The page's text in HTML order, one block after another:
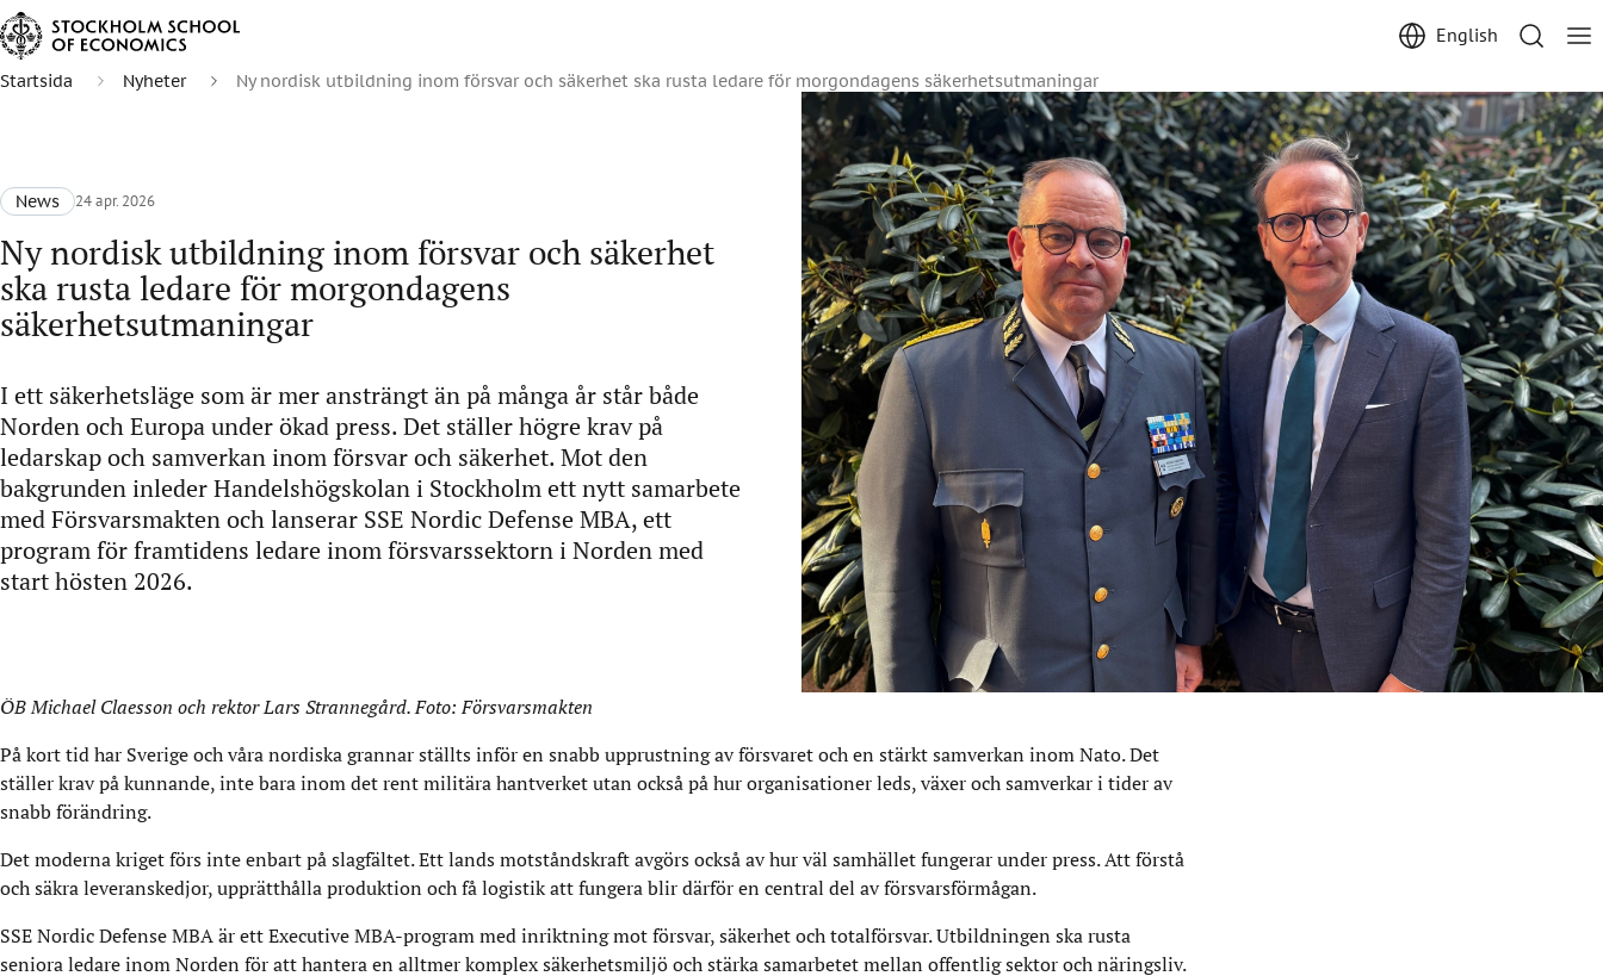
English
Startsida Nyheter Ny nordisk utbildning inom försvar och säkerhet ska rusta ledare för morgondagens säkerhetsutmaningar
News 24 apr. 2026
Ny nordisk utbildning inom försvar och säkerhet
ska rusta ledare för morgondagens
säkerhetsutmaningar
I ett säkerhetsläge som är mer ansträngt än på många år står både
Norden och Europa under ökad press. Det ställer högre krav på
ledarskap och samverkan inom försvar och säkerhet. Mot den
bakgrunden inleder Handelshögskolan i Stockholm ett nytt samarbete
med Försvarsmakten och lanserar SSE Nordic Defense MBA, ett
program för framtidens ledare inom försvarssektorn i Norden med
start hösten 2026.
ÖB Michael Claesson och rektor Lars Strannegård. Foto: Försvarsmakten
På kort tid har Sverige och våra nordiska grannar ställts inför en snabb upprustning av försvaret och en stärkt samverkan inom Nato. Det
ställer krav på kunnande, inte bara inom det rent militära hantverket utan också på hur organisationer leds, växer och samverkar i tider av
snabb förändring.
Det moderna kriget förs inte enbart på slagfältet. Ett lands motståndskraft avgörs också av hur väl samhället fungerar under press. Att förstå
och säkra leveranskedjor, upprätthålla produktion och få logistik att fungera blir därför en central del av försvarsförmågan.
SSE Nordic Defense MBA är ett Executive MBA-program med inriktning mot försvar, säkerhet och totalförsvar. Utbildningen ska rusta
seniora ledare inom Norden för att hantera en alltmer komplex säkerhetsmiljö och stärka samarbetet mellan offentlig sektor och näringsliv.